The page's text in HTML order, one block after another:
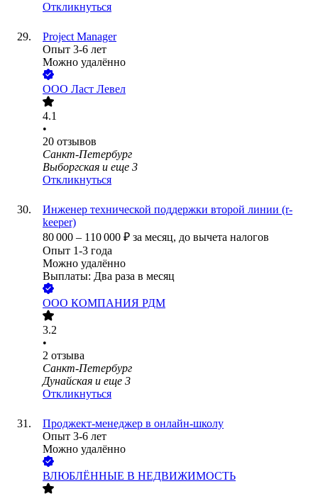
Откликнуться
Project Manager
Опыт 3-6 лет
Можно удалённо
ООО Ласт Левел
4.1
•
20 отзывов
Санкт-Петербург
Выборгская и еще 3
Откликнуться
Инженер технической поддержки второй линии (r-
keeper)
80 000 – 110 000 ₽ за месяц, до вычета налогов
Опыт 1-3 года
Можно удалённо
Выплаты: Два раза в месяц
ООО КОМПАНИЯ РДМ
3.2
•
2 отзыва
Санкт-Петербург
Дунайская и еще 3
Откликнуться
Проджект-менеджер в онлайн-школу
Опыт 3-6 лет
Можно удалённо
ВЛЮБЛЁННЫЕ В НЕДВИЖИМОСТЬ